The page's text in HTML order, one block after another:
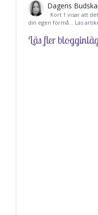
Dagens
Kort 1 visar att
din egen förmå… Läs
Läs fler